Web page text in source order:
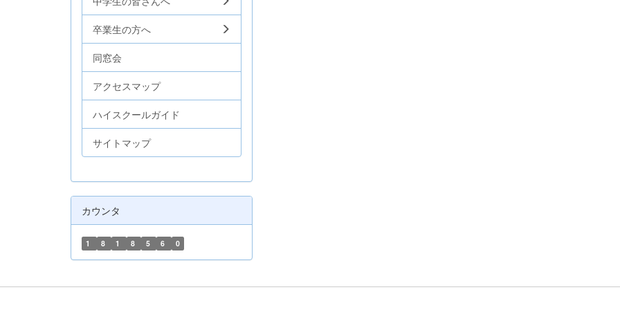
卒業生の方へ
同窓会
アクセスマップ
ハイスクールガイド
サイトマップ
カウンタ
1 8 1 8 5 6 0